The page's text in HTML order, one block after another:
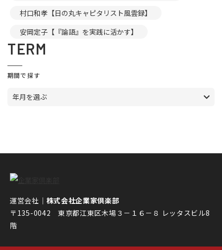
村口和孝【日の丸キャピタリスト風雲録】
安岡定子【『論語』を実践に活かす】
TERM
期間で探す
年月を選ぶ
運営会社｜ 株式会社企業家倶楽部
〒135-0042 東京都江東区木場３－１６－８ レッタスビル8
階